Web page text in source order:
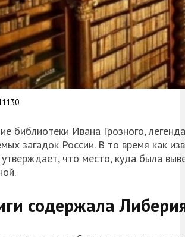
библиотеки Ивана Грозного,
загадок России. В то время как
что место, куда была
содержала